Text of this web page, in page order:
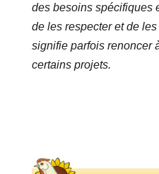
des besoins spécifiques
de les respecter et de
signifie parfois renoncer
certains projets.